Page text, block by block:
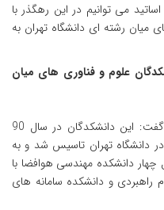
می توانیم در این رهگذر با
میان رشته ای دانشگاه تهران به
علوم و فناوری های میان
فرامرز خداییان چگنی نیز در این دیدار گفت: این دانشکدگان در سال 90
دانشگاه تهران تاسیس شد و به
چهار دانشکده مهندسی هوافضا با
راهبردی و دانشکده سامانه های